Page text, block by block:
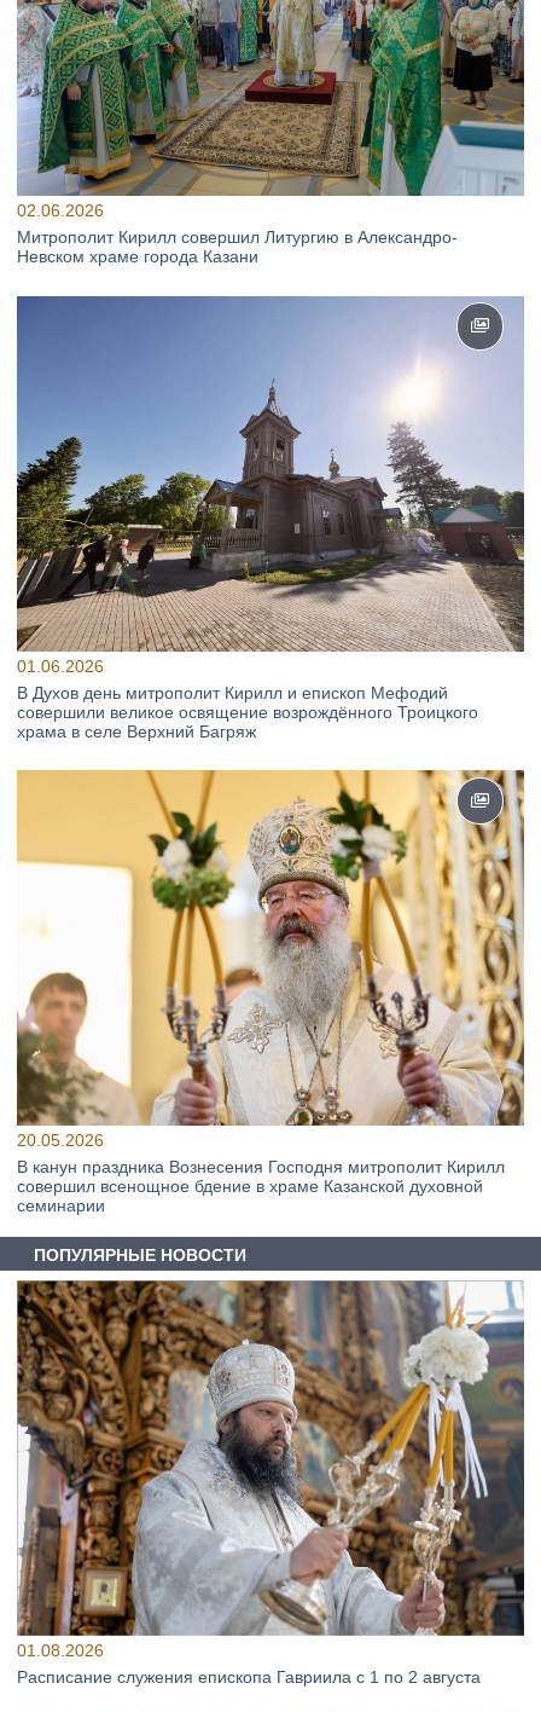
02.06.2026
Митрополит Кирилл совершил Литургию в Александро-
Невском храме города Казани
01.06.2026
В Духов день митрополит Кирилл и епископ Мефодий
совершили великое освящение возрождённого Троицкого
храма в селе Верхний Багряж
20.05.2026
В канун праздника Вознесения Господня митрополит Кирилл
совершил всенощное бдение в храме Казанской духовной
семинарии
ПОПУЛЯРНЫЕ НОВОСТИ
01.08.2026
Расписание служения епископа Гавриила с 1 по 2 августа